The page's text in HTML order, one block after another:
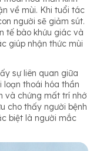
về mùi. Khi tuổi tác
người sẽ giảm sút.
tế bào khứu giác và
giúp nhận thức mùi
sự liên quan giữa
thoái hóa thần
và chứng mất trí nhớ
cho thấy người bệnh
biệt là người mắc